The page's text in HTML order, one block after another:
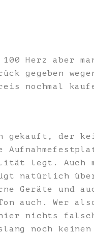
Herz aber
gegeben
nochmal
gekauft, der
legt. Auch
natürlich
Geräte und
auch. Wer
hier nichts
noch